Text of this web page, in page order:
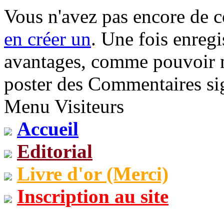
Vous n'avez pas encore de
en créer un. Une fois
avantages, comme
poster des Commentaires
Menu Visiteurs
Accueil
Editorial
Livre d'or (Merci)
Inscription au site